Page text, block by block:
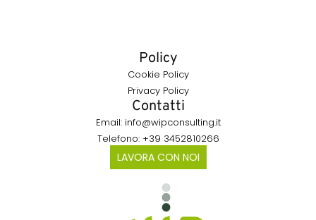
Policy
Cookie Policy
Privacy Policy
Contatti
Email: info@wipconsulting.it
Telefono: +39 3452810266
LAVORA CON NOI